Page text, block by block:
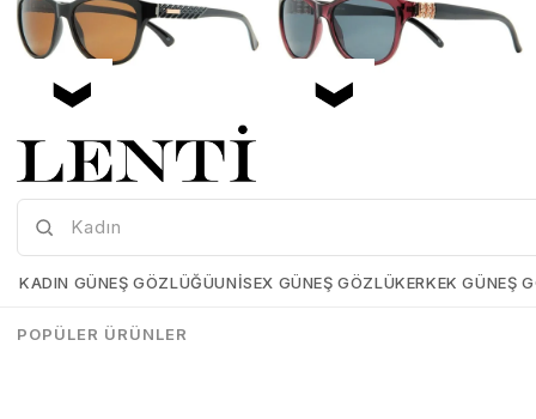
Mia-Maria-OF127-C2-56 Mia-Maria-OF126-C3-56
KADIN GÜNEŞ GÖZLÜĞÜUNISEX GÜNEŞ GÖZLÜKERKEK GÜNEŞ
POPÜLER ÜRÜNLER